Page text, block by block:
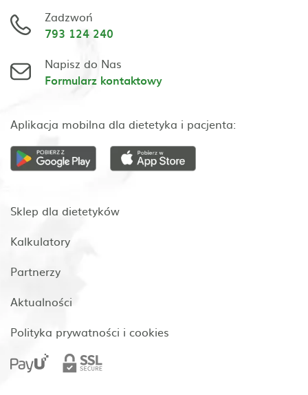
Zadzwoń
793 124 240
Napisz do Nas
Formularz kontaktowy
Aplikacja mobilna dla dietetyka i pacjenta:
Sklep dla dietetyków
Kalkulatory
Partnerzy
Aktualności
Polityka prywatności i cookies